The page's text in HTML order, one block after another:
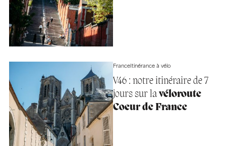
FranceItinérance à vélo
V46 : notre itinéraire de 7
jours sur lavéloroute
Coeur de France